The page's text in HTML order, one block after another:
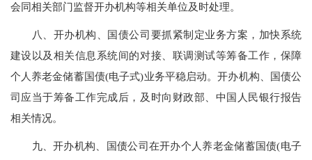
会同相关部门监督开办机构等相关单位及时处理。
八、开办机构、国债公司要抓紧制定业务方案，加快系统
建设以及相关信息系统间的对接、联调测试等筹备工作，保障
个人养老金储蓄国债(电子式)业务平稳启动。开办机构、国债公
司应当于筹备工作完成后，及时向财政部、中国人民银行报告
相关情况。
九、开办机构、国债公司在开办个人养老金储蓄国债(电子